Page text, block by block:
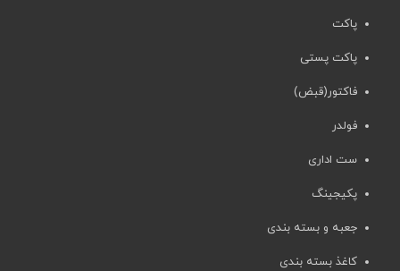
پاکت
پاکت پستی
فاکتور(قبض)
فولدر
ست اداری
پکیجینگ
جعبه و بسته بندی
کاغذ بسته بندی